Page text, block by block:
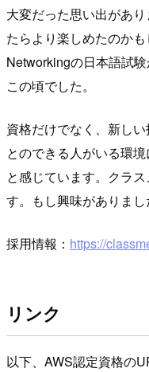
大変だった思い出があ
たらより楽しめたのか
Networkingの日本語試
この頃でした。
資格だけでなく、新し
とのできる人がいる環
と感じています。クラ
す。もし興味がありまし
採用情報： https://
リンク
以下、AWS認定資格の